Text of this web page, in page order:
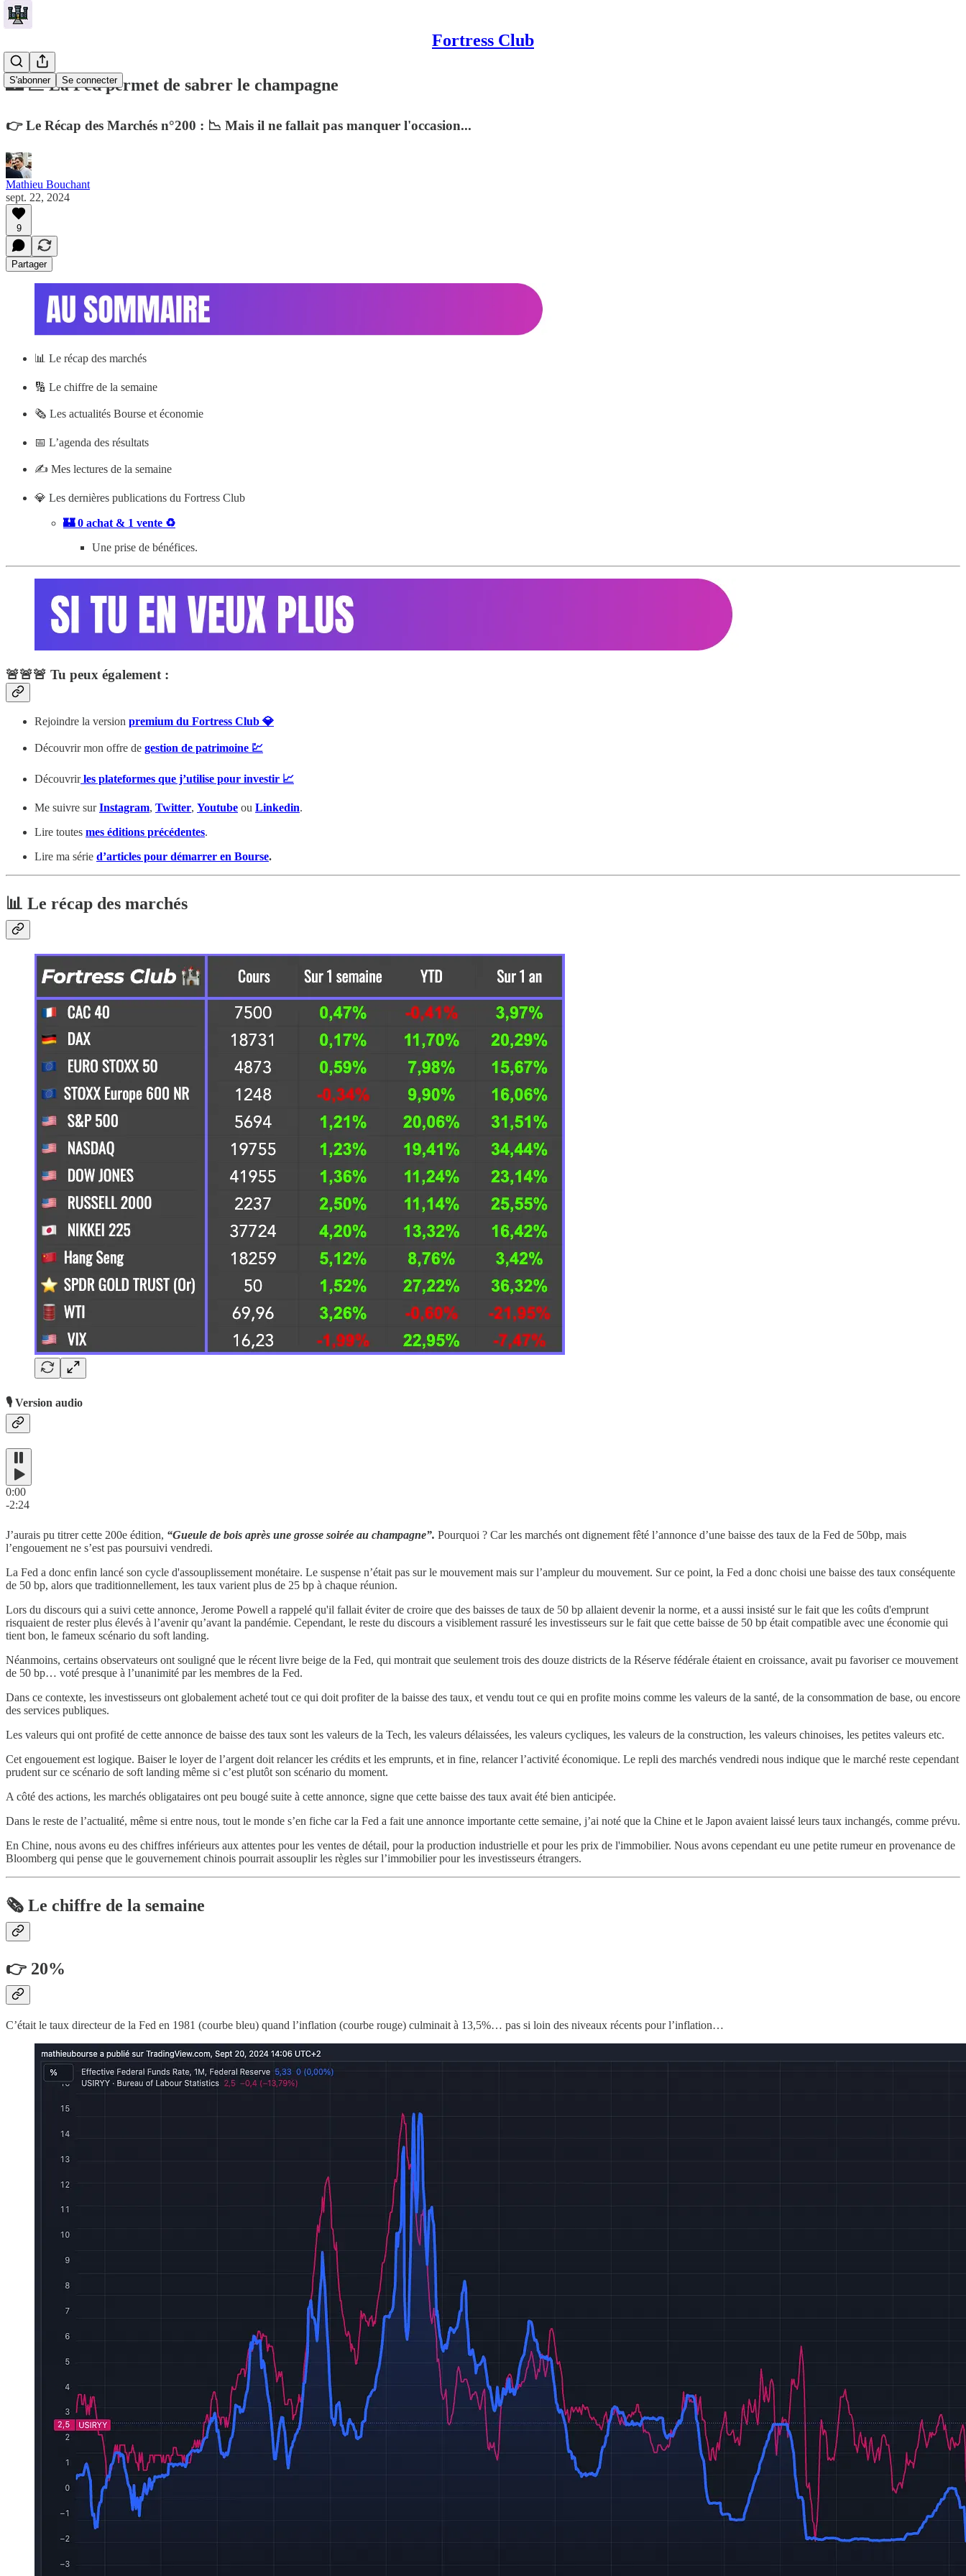
Fortress Club
S'abonner Se connecter
🏰 💹 La Fed permet de sabrer le champagne
👉 Le Récap des Marchés n°200 : 📉 Mais il ne fallait pas manquer l'occasion...
Mathieu Bouchant
sept. 22, 2024
9
Partager
📊 Le récap des marchés
🔢 Le chiffre de la semaine
🗞️ Les actualités Bourse et économie
📅 L’agenda des résultats
✍️ Mes lectures de la semaine
💎 Les dernières publications du Fortress Club
🏰 0 achat & 1 vente ♻️
Une prise de bénéfices.
🚨🚨🚨 Tu peux également :
Rejoindre la version premium du Fortress Club 💎
Découvrir mon offre de gestion de patrimoine 💹
Découvrirles plateformes que j’utilise pour investir 📈
Me suivre surInstagram, Twitter, Youtube ou Linkedin.
Lire toutes mes éditions précédentes.
Lire ma série d’articles pour démarrer en Bourse.
📊 Le récap des marchés
🎙️ Version audio
0:00
-2:24
J’aurais pu titrer cette 200e édition, “Gueule de bois après une grosse soirée au champagne”. Pourquoi ? Car les marchés ont dignement fêté l’annonce d’une baisse des taux de la Fed de 50bp, mais
l’engouement ne s’est pas poursuivi vendredi.
La Fed a donc enfin lancé son cycle d'assouplissement monétaire. Le suspense n’était pas sur le mouvement mais sur l’ampleur du mouvement. Sur ce point, la Fed a donc choisi une baisse des taux conséquente
de 50 bp, alors que traditionnellement, les taux varient plus de 25 bp à chaque réunion.
Lors du discours qui a suivi cette annonce, Jerome Powell a rappelé qu'il fallait éviter de croire que des baisses de taux de 50 bp allaient devenir la norme, et a aussi insisté sur le fait que les coûts d'emprunt
risquaient de rester plus élevés à l’avenir qu’avant la pandémie. Cependant, le reste du discours a visiblement rassuré les investisseurs sur le fait que cette baisse de 50 bp était compatible avec une économie qui
tient bon, le fameux scénario du soft landing.
Néanmoins, certains observateurs ont souligné que le récent livre beige de la Fed, qui montrait que seulement trois des douze districts de la Réserve fédérale étaient en croissance, avait pu favoriser ce mouvement
de 50 bp… voté presque à l’unanimité par les membres de la Fed.
Dans ce contexte, les investisseurs ont globalement acheté tout ce qui doit profiter de la baisse des taux, et vendu tout ce qui en profite moins comme les valeurs de la santé, de la consommation de base, ou encore
des services publiques.
Les valeurs qui ont profité de cette annonce de baisse des taux sont les valeurs de la Tech, les valeurs délaissées, les valeurs cycliques, les valeurs de la construction, les valeurs chinoises, les petites valeurs etc.
Cet engouement est logique. Baiser le loyer de l’argent doit relancer les crédits et les emprunts, et in fine, relancer l’activité économique. Le repli des marchés vendredi nous indique que le marché reste cependant
prudent sur ce scénario de soft landing même si c’est plutôt son scénario du moment.
A côté des actions, les marchés obligataires ont peu bougé suite à cette annonce, signe que cette baisse des taux avait été bien anticipée.
Dans le reste de l’actualité, même si entre nous, tout le monde s’en fiche car la Fed a fait une annonce importante cette semaine, j’ai noté que la Chine et le Japon avaient laissé leurs taux inchangés, comme prévu.
En Chine, nous avons eu des chiffres inférieurs aux attentes pour les ventes de détail, pour la production industrielle et pour les prix de l'immobilier. Nous avons cependant eu une petite rumeur en provenance de
Bloomberg qui pense que le gouvernement chinois pourrait assouplir les règles sur l’immobilier pour les investisseurs étrangers.
🗞️ Le chiffre de la semaine
👉 20%
C’était le taux directeur de la Fed en 1981 (courbe bleu) quand l’inflation (courbe rouge) culminait à 13,5%… pas si loin des niveaux récents pour l’inflation…